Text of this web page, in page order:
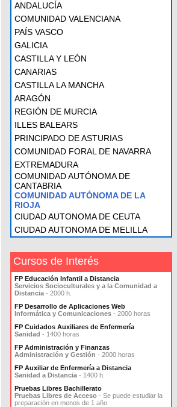
ANDALUCÍA
COMUNIDAD VALENCIANA
PAÍS VASCO
GALICIA
CASTILLA Y LEÓN
CANARIAS
CASTILLA LA MANCHA
ARAGÓN
REGIÓN DE MURCIA
ILLES BALEARS
PRINCIPADO DE ASTURIAS
COMUNIDAD FORAL DE NAVARRA
EXTREMADURA
COMUNIDAD AUTÓNOMA DE
CANTABRIA
COMUNIDAD AUTÓNOMA DE LA
RIOJA
CIUDAD AUTONOMA DE CEUTA
CIUDAD AUTONOMA DE MELILLA
Cursos de Interés
FP Educación Infantil a Distancia
Servicios Socioculturales y a la Comunidad a
Distancia - 2000 h.
FP Desarrollo de Aplicaciones Web
Informática y Comunicaciones - 2000 horas
FP Cuidados Auxiliares de Enfermería
Sanidad - 1400 horas
FP Administración y Finanzas
Administración y Gestión - 2000 horas
FP Auxiliar de Enfermería a Distancia
Sanidad a Distancia - 1400 h.
Pruebas Libres Bachillerato
Pruebas Libres de Acceso - Se puede estudiar la
preparación en menos de 1 año